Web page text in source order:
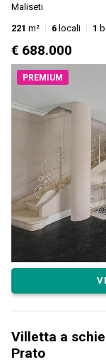
Maliseti
221 m² 6 locali 1
€ 688.000
PREMIUM
Villetta a
Prato